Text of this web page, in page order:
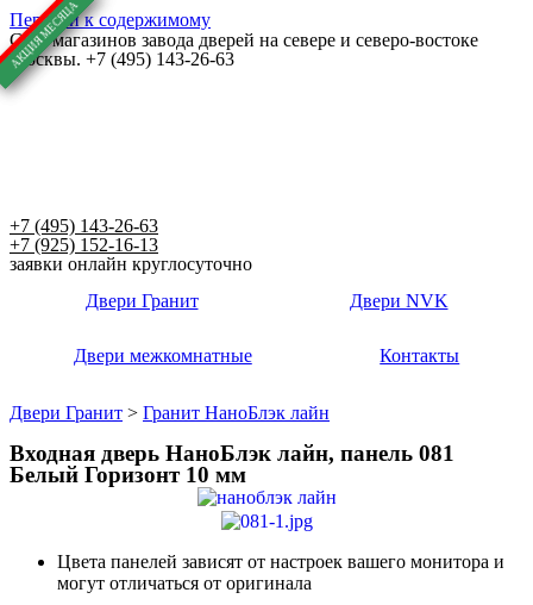
Перейти к содержимому
Сеть магазинов завода дверей на севере и северо-востоке
Москвы. +7 (495) 143-26-63
+7 (495) 143-26-63
+7 (925) 152-16-13
заявки онлайн круглосуточно
Двери Гранит
Двери NVK
Двери межкомнатные Контакты
Двери Гранит > Гранит НаноБлэк лайн
Входная дверь НаноБлэк лайн, панель 081
Белый Горизонт 10 мм
Цвета панелей зависят от настроек вашего монитора и
могут отличаться от оригинала